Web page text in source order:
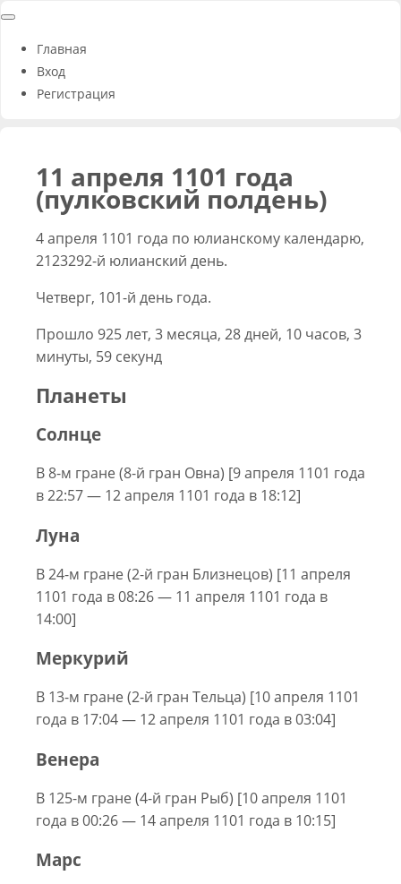
Главная
Вход
Регистрация
11 апреля 1101 года
(пулковский полдень)
4 апреля 1101 года по юлианскому календарю,
2123292-й юлианский день.
Четверг, 101-й день года.
Прошло 925 лет, 3 месяца, 28 дней, 10 часов, 3
минуты, 59 секунд
Планеты
Солнце
В 8-м гране (8-й гран Овна) [9 апреля 1101 года
в 22:57 — 12 апреля 1101 года в 18:12]
Луна
В 24-м гране (2-й гран Близнецов) [11 апреля
1101 года в 08:26 — 11 апреля 1101 года в
14:00]
Меркурий
В 13-м гране (2-й гран Тельца) [10 апреля 1101
года в 17:04 — 12 апреля 1101 года в 03:04]
Венера
В 125-м гране (4-й гран Рыб) [10 апреля 1101
года в 00:26 — 14 апреля 1101 года в 10:15]
Марс